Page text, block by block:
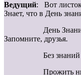
Ведущий: Вот
Знает, что в День
День Знаний —
Запомните, друзья.
Без знаний и
Прожить